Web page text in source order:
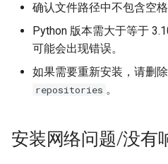
Caused by ProxyError-Cannot
connect to proxy-
RemoteDisconnected-
Remote end closed
connection without response
connection
确认文件路径中不包含空格
Python 版本需大于等于
可能会出现错误。
如果需要重新安装，请删
repositories 。
安装网络问题/没有